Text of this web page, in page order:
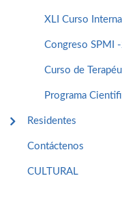
XLI Curso
Congreso SPMI
Curso de
Programa
Residentes
Contáctenos
CULTURAL